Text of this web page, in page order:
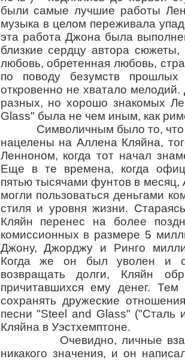
были самые лучшие работы
музыка в целом переживала
эта работа Джона была
близкие сердцу автора
любовь, обретенная любовь,
по поводу безумств
откровенно не хватало
разных, но хорошо знакомых
Glass" была не чем иным, как
Символичным было то, что
нацелены на Аллена Кляйна,
Ленноном, когда тот начал
Еще в те времена, когда
пятью тысячами фунтов в месяц,
могли пользоваться деньгами
стиля и уровня жизни.
Кляйн перенес на более
комиссионных в размере 5
Джону, Джорджу и Ринго
Когда же он был уволен и
возвращать долги, Кляйн
причитавшихся ему денег.
сохранять дружеские
песни "Steel and Glass" ("Сталь
Кляйна в Уэстхемптоне.
Очевидно, личные
никакого значения, и он